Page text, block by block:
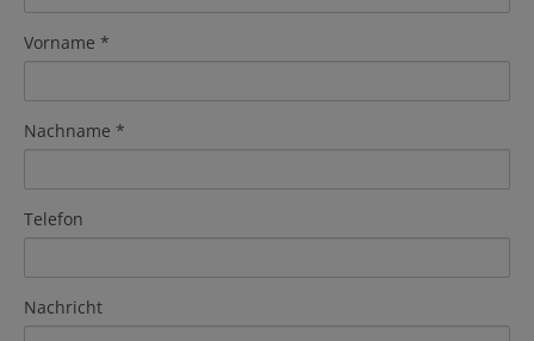
Vorname
Nachname
Telefon
Nachricht